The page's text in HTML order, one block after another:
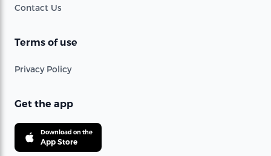
Contact Us
Terms of use
Privacy Policy
Get the app
Download on the
App Store